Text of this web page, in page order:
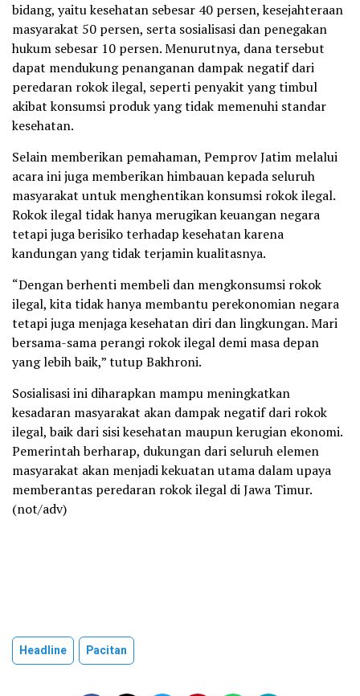
bidang, yaitu kesehatan sebesar 40 persen, kesejahteraan
masyarakat 50 persen, serta sosialisasi dan penegakan
hukum sebesar 10 persen. Menurutnya, dana tersebut
dapat mendukung penanganan dampak negatif dari
peredaran rokok ilegal, seperti penyakit yang timbul
akibat konsumsi produk yang tidak memenuhi standar
kesehatan.
Selain memberikan pemahaman, Pemprov Jatim melalui
acara ini juga memberikan himbauan kepada seluruh
masyarakat untuk menghentikan konsumsi rokok ilegal.
Rokok ilegal tidak hanya merugikan keuangan negara
tetapi juga berisiko terhadap kesehatan karena
kandungan yang tidak terjamin kualitasnya.
“Dengan berhenti membeli dan mengkonsumsi rokok
ilegal, kita tidak hanya membantu perekonomian negara
tetapi juga menjaga kesehatan diri dan lingkungan. Mari
bersama-sama perangi rokok ilegal demi masa depan
yang lebih baik,” tutup Bakhroni.
Sosialisasi ini diharapkan mampu meningkatkan
kesadaran masyarakat akan dampak negatif dari rokok
ilegal, baik dari sisi kesehatan maupun kerugian ekonomi.
Pemerintah berharap, dukungan dari seluruh elemen
masyarakat akan menjadi kekuatan utama dalam upaya
memberantas peredaran rokok ilegal di Jawa Timur.
(not/adv)
Headline Pacitan